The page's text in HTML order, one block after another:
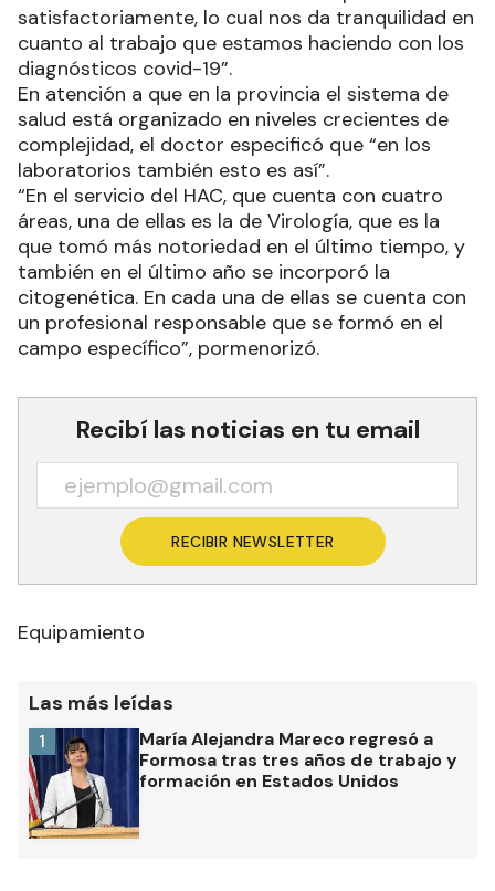
satisfactoriamente, lo cual nos da tranquilidad en
cuanto al trabajo que estamos haciendo con los
diagnósticos covid-19”.
En atención a que en la provincia el sistema de
salud está organizado en niveles crecientes de
complejidad, el doctor especificó que “en los
laboratorios también esto es así”.
“En el servicio del HAC, que cuenta con cuatro
áreas, una de ellas es la de Virología, que es la
que tomó más notoriedad en el último tiempo, y
también en el último año se incorporó la
citogenética. En cada una de ellas se cuenta con
un profesional responsable que se formó en el
campo específico”, pormenorizó.
Recibí las noticias en tu email
RECIBIR NEWSLETTER
Equipamiento
Las más leídas
María Alejandra Mareco regresó a
Formosa tras tres años de trabajo y
formación en Estados Unidos
1